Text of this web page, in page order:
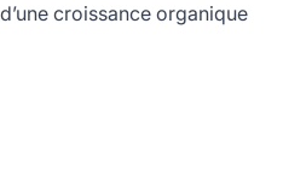
croissance organique